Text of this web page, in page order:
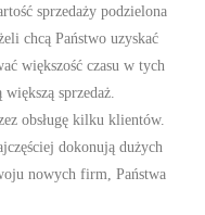
sprzedaży podzielona
chcą Państwo uzyskać
większość czasu w tych
sprzedaż.
obsługę kilku klientów.
dokonują dużych
nowych firm, Państwa